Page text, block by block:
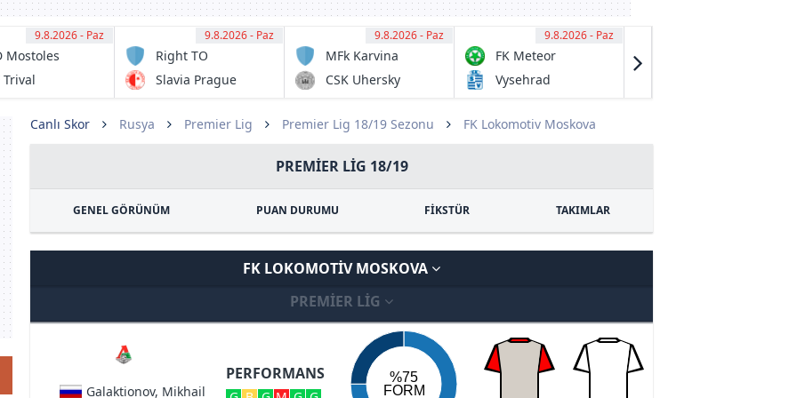
11:00
9.8.2026 - Paz
Mostoles
Trival
11:00
9.8.2026 - Paz
Right TO
Dream
Slavia Prague
11:15
9.8.2026 - Paz
MFk Karvina
B
CSK Uhersky
11:15
9.8.2026 - Paz
FK Meteor
Prague VIII
Vysehrad
Canlı Skor Rusya Premier Lig Premier Lig 18/19 Sezonu FK Lokomotiv Moskova
PREMIER LIG 18/19
GENEL GÖRÜNÜM PUAN DURUMU FİKSTÜR TAKIMLAR
FK LOKOMOTIV MOSKOVA
PREMIER LIG
Galaktionov, Mikhail
PERFORMANS
%75
FORM